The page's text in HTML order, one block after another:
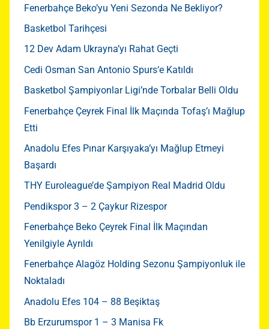
Fenerbahçe Beko’yu Yeni Sezonda Ne Bekliyor?
Basketbol Tarihçesi
12 Dev Adam Ukrayna’yı Rahat Geçti
Cedi Osman San Antonio Spurs‘e Katıldı
Basketbol Şampiyonlar Ligi’nde Torbalar Belli Oldu
Fenerbahçe Çeyrek Final İlk Maçında Tofaş’ı Mağlup
Etti
Anadolu Efes Pınar Karşıyaka’yı Mağlup Etmeyi
Başardı
THY Euroleague’de Şampiyon Real Madrid Oldu
Pendikspor 3 – 2 Çaykur Rizespor
Fenerbahçe Beko Çeyrek Final İlk Maçından
Yenilgiyle Ayrıldı
Fenerbahçe Alagöz Holding Sezonu Şampiyonluk ile
Noktaladı
Anadolu Efes 104 – 88 Beşiktaş
Bb Erzurumspor 1 – 3 Manisa Fk